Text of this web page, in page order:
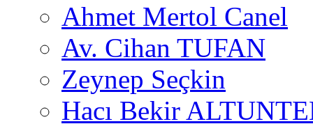
Ahmet Mertol Canel
Av. Cihan TUFAN
Zeynep Seçkin
Hacı Bekir